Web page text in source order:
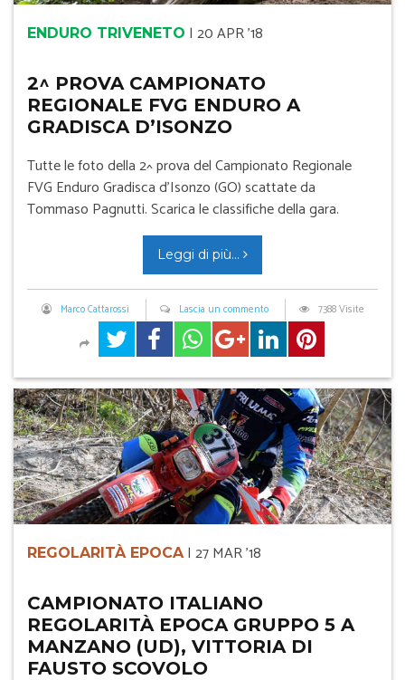
ENDURO TRIVENETO | 20 APR '18
2^ PROVA CAMPIONATO
REGIONALE FVG ENDURO A
GRADISCA D’ISONZO
Tutte le foto della 2^ prova del Campionato Regionale
FVG Enduro Gradisca d’Isonzo (GO) scattate da
Tommaso Pagnutti. Scarica le classifiche della gara.
Leggi di più...
Marco Cattarossi Lascia un commento 7388 Visite
REGOLARITÀ EPOCA | 27 MAR '18
CAMPIONATO ITALIANO
REGOLARITÀ EPOCA GRUPPO 5 A
MANZANO (UD), VITTORIA DI
FAUSTO SCOVOLO